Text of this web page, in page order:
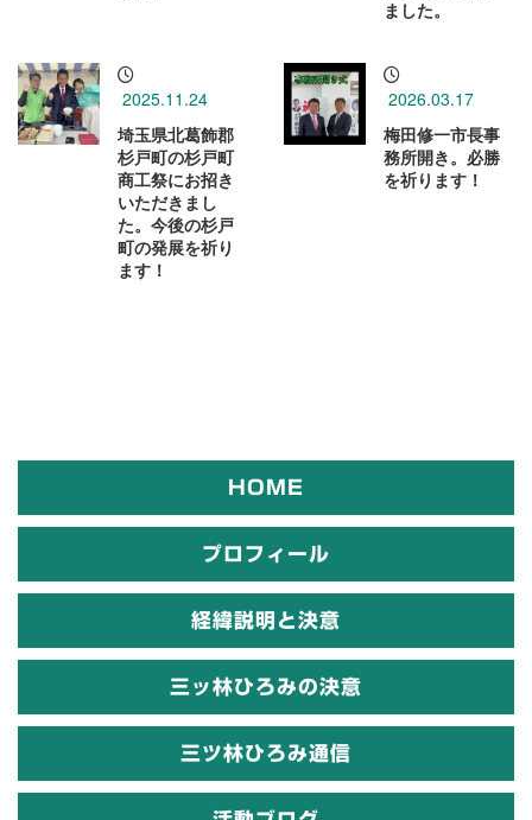
ました。
2025.11.24
埼玉県北葛飾郡
杉戸町の杉戸町
商工祭にお招き
いただきまし
た。今後の杉戸
町の発展を祈り
ます！
2026.03.17
梅田修一市長事
務所開き。必勝
を祈ります！
HOME
プロフィール
経緯説明と決意
三ッ林ひろみの決意
三ツ林ひろみ通信